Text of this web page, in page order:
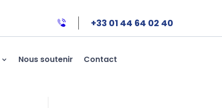
+33 01 44 64 02 40
Nous soutenir Contact